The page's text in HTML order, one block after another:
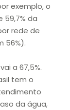
exemplo, o
da
rede de
56%).
a 67,5%.
tem o
da água,